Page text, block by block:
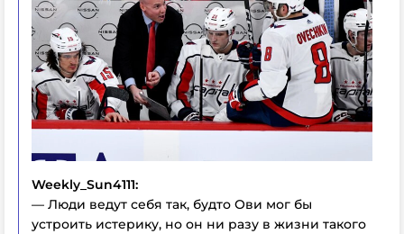
Weekly_Sun4111:
— Люди ведут себя так, будто Ови мог бы
устроить истерику, но он ни разу в жизни такого